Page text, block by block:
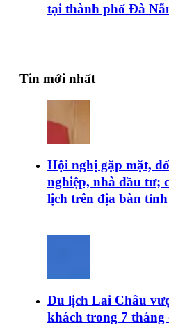
tại thành phố Đà
Tin mới nhất
Hội nghị gặp mặt,
nghiệp, nhà đầu tư;
lịch trên địa bàn
Du lịch Lai Châu
khách trong 7 tháng